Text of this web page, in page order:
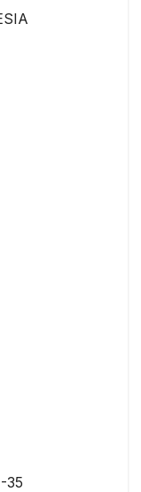
35